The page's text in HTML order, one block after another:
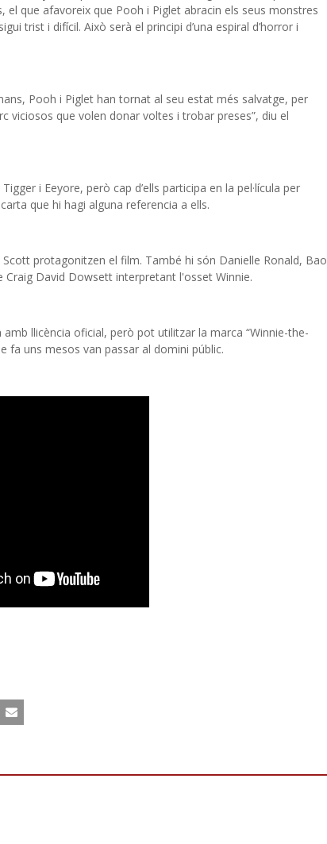
el que afavoreix que Pooh i Piglet abracin els seus monstres
trist i difícil. Això serà el principi d’una espiral d’horror i
Pooh i Piglet han tornat al seu estat més salvatge, per
viciosos que volen donar voltes i trobar preses”, diu el
i Eeyore, però cap d’ells participa en la pel·lícula per
que hi hagi alguna referencia a ells.
protagonitzen el film. També hi són Danielle Ronald, Bao
Craig David Dowsett interpretant l'osset Winnie.
llicència oficial, però pot utilitzar la marca “Winnie-the-
fa uns mesos van passar al domini públic.